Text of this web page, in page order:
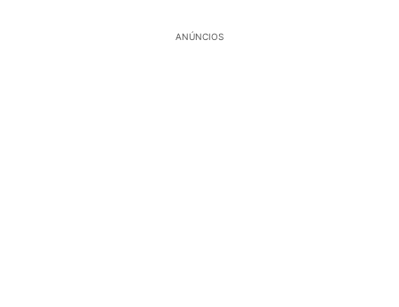
ANÚNCIOS